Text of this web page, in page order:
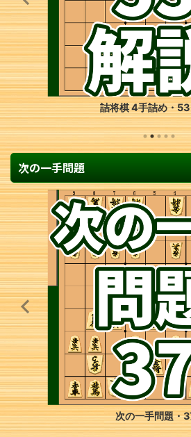
詰将棋 4手詰め・53
次の一手問題
次の一手問題・